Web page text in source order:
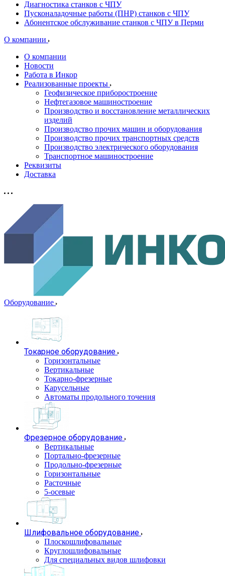
Диагностика станков с ЧПУ
Пусконаладочные работы (ПНР) станков с ЧПУ
Абонентское обслуживание станков с ЧПУ в Перми
О компании
О компании
Новости
Работа в Инкор
Реализованные проекты
Геофизическое приборостроение
Нефтегазовое машиностроение
Производство и восстановление металлических
изделий
Производство прочих машин и оборудования
Производство прочих транспортных средств
Производство электрического оборудования
Транспортное машиностроение
Реквизиты
Доставка
Оборудование
Токарное оборудование
Горизонтальные
Вертикальные
Токарно-фрезерные
Карусельные
Автоматы продольного точения
Фрезерное оборудование
Вертикальные
Портально-фрезерные
Продольно-фрезерные
Горизонтальные
Расточные
5-осевые
Шлифовальное оборудование
Плоскошлифовальные
Круглошлифовальные
Для специальных видов шлифовки